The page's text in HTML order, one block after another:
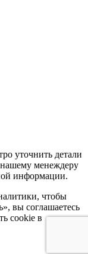
уточнить детали
нашему менеждеру
информации.
чтобы
вы соглашаетесь
cookie в